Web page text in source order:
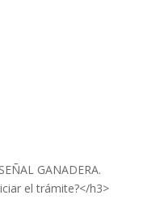
GANADERA.
el trámite?</h3>